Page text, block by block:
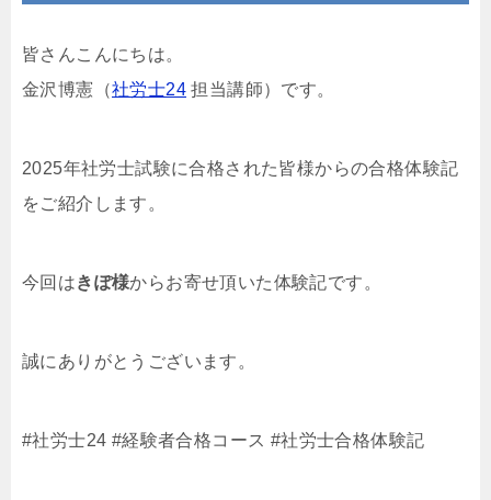
皆さんこんにちは。
金沢博憲（社労士24 担当講師）です。
2025年社労士試験に合格された皆様からの合格体験記
をご紹介します。
今回はきぽ様からお寄せ頂いた体験記です。
誠にありがとうございます。
#社労士24 #経験者合格コース #社労士合格体験記